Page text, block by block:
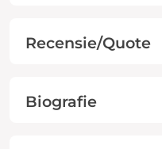
Recensie/Quote
Biografie